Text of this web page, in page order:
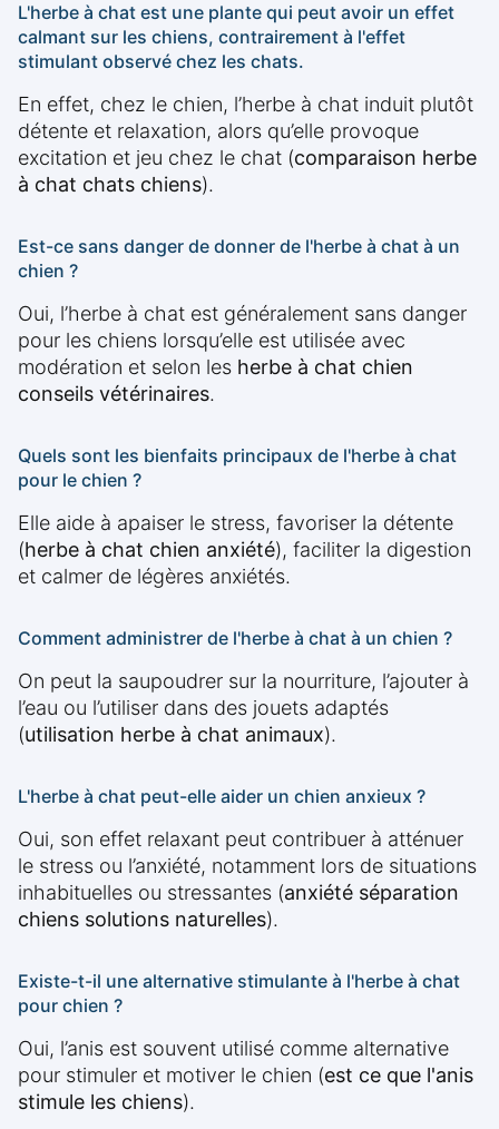
L'herbe à chat est une plante qui peut avoir un effet
calmant sur les chiens, contrairement à l'effet
stimulant observé chez les chats.
En effet, chez le chien, l’herbe à chat induit plutôt
détente et relaxation, alors qu’elle provoque
excitation et jeu chez le chat (comparaison herbe
à chat chats chiens).
Est-ce sans danger de donner de l'herbe à chat à un
chien ?
Oui, l’herbe à chat est généralement sans danger
pour les chiens lorsqu’elle est utilisée avec
modération et selon les herbe à chat chien
conseils vétérinaires.
Quels sont les bienfaits principaux de l'herbe à chat
pour le chien ?
Elle aide à apaiser le stress, favoriser la détente
(herbe à chat chien anxiété), faciliter la digestion
et calmer de légères anxiétés.
Comment administrer de l'herbe à chat à un chien ?
On peut la saupoudrer sur la nourriture, l’ajouter à
l’eau ou l’utiliser dans des jouets adaptés
(utilisation herbe à chat animaux).
L'herbe à chat peut-elle aider un chien anxieux ?
Oui, son effet relaxant peut contribuer à atténuer
le stress ou l’anxiété, notamment lors de situations
inhabituelles ou stressantes (anxiété séparation
chiens solutions naturelles).
Existe-t-il une alternative stimulante à l'herbe à chat
pour chien ?
Oui, l’anis est souvent utilisé comme alternative
pour stimuler et motiver le chien (est ce que l'anis
stimule les chiens).